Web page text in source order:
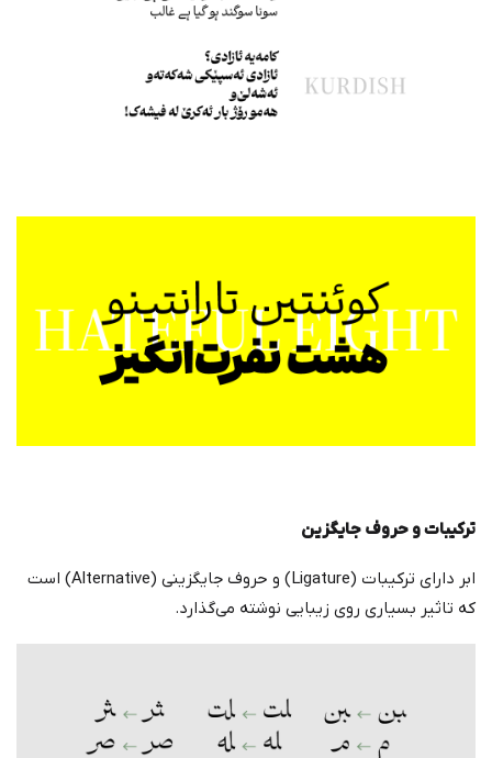
ترکیبات و حروف جایگزین
ابر دارای ترکیبات (Ligature) و حروف جایگزینی (Alternative) است
که تاثیر بسیاری روی زیبایی نوشته می‌گذارد.